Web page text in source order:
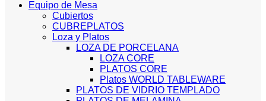
Equipo de Mesa
Cubiertos
CUBREPLATOS
Loza y Platos
LOZA DE PORCELANA
LOZA CORE
PLATOS CORE
Platos WORLD TABLEWARE
PLATOS DE VIDRIO TEMPLADO